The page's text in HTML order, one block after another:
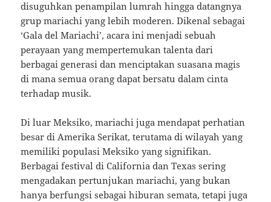
disuguhkan penampilan lumrah hingga datangnya
grup mariachi yang lebih moderen. Dikenal sebagai
‘Gala del Mariachi’, acara ini menjadi sebuah
perayaan yang mempertemukan talenta dari
berbagai generasi dan menciptakan suasana magis
di mana semua orang dapat bersatu dalam cinta
terhadap musik.
Di luar Meksiko, mariachi juga mendapat perhatian
besar di Amerika Serikat, terutama di wilayah yang
memiliki populasi Meksiko yang signifikan.
Berbagai festival di California dan Texas sering
mengadakan pertunjukan mariachi, yang bukan
hanya berfungsi sebagai hiburan semata, tetapi juga